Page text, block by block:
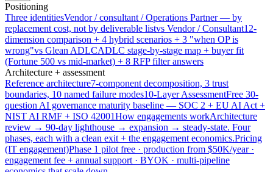
Positioning
Three identitiesVendor / consultant / Operations Partner — by
replacement cost, not by deliverable listvs Vendor / Consultant12-
dimension comparison + 4 hybrid scenarios + 3 "when OP is
wrong"vs Glean ADLCADLC stage-by-stage map + buyer fit
(Fortune 500 vs mid-market) + 8 RFP filter answers
Architecture + assessment
Reference architecture7-component decomposition, 3 trust
boundaries, 10 named failure modes10-Layer AssessmentFree 30-
question AI governance maturity baseline — SOC 2 + EU AI Act +
NIST AI RMF + ISO 42001How engagements workArchitecture
review → 90-day lighthouse → expansion → steady-state. Four
phases, each with a clean exit + the engagement economics.Pricing
(IT engagement)Phase 1 pilot free · production from $50K/year ·
engagement fee + annual support · BYOK · multi-pipeline